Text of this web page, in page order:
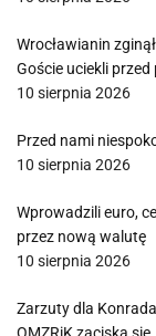
Wrocławianin
Goście uciekli
10 sierpnia 2026
Przed nami
10 sierpnia 2026
Wprowadzili euro,
przez nową walutę
10 sierpnia 2026
Zarzuty dla